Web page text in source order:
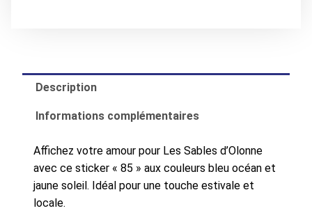
et
jaune
Description
Informations complémentaires
Affichez votre amour pour Les Sables d’Olonne
avec ce sticker « 85 » aux couleurs bleu océan et
jaune soleil. Idéal pour une touche estivale et
locale.